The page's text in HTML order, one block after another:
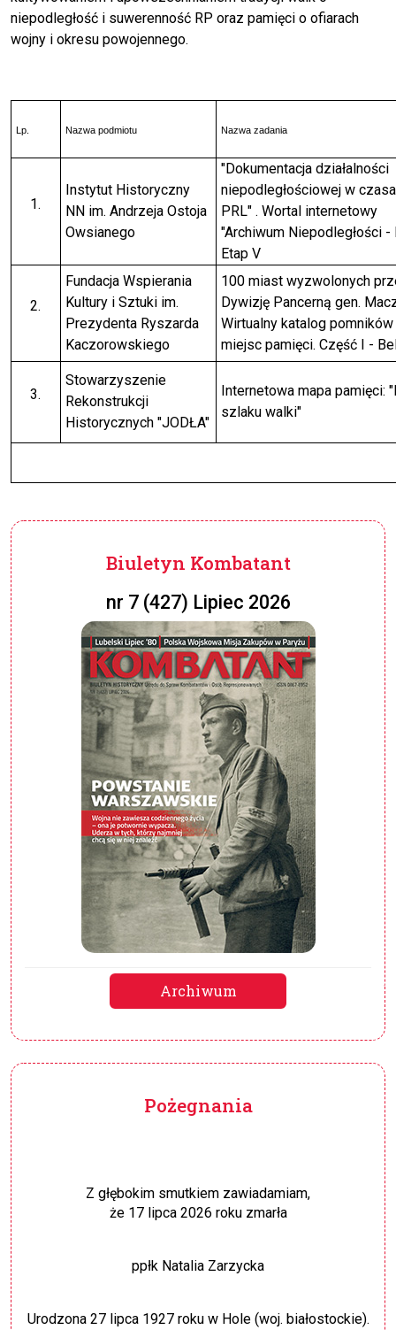
niepodległość i suwerenność RP oraz pamięci o ofiarach
wojny i okresu powojennego.
Lp. Nazwa podmiotu Nazwa zadania
Instytut Historyczny
NN im. Andrzeja Ostoja
Owsianego
"Dokumentacja działalności
niepodległościowej w
PRL" . Wortal internetowy
"Archiwum Niepodległości -
Etap V
Fundacja Wspierania
Kultury i Sztuki im.
Prezydenta Ryszarda
Kaczorowskiego
100 miast wyzwolonych
Dywizję Pancerną gen.
Wirtualny katalog pomników
miejsc pamięci. Część I -
Stowarzyszenie
Rekonstrukcji
Historycznych "JODŁA"
Internetowa mapa pamięci:
szlaku walki"
Biuletyn Kombatant
nr 7 (427) Lipiec 2026
Archiwum
Pożegnania
Z głębokim smutkiem zawiadamiam,
że 17 lipca 2026 roku zmarła
ppłk Natalia Zarzycka
Urodzona 27 lipca 1927 roku w Hole (woj. białostockie).